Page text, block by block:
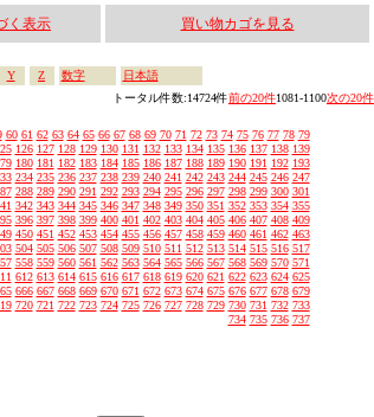
く表示 買い物カゴを見る
Y Z 数字
日本語
トータル件数:14724件前の20件1081-1100次の20件
60 61 62 63 64 65 66 67 68 69 70 71 72 73 74 75 76 77 78 79
126 127 128 129 130 131 132 133 134 135 136 137 138 139
180 181 182 183 184 185 186 187 188 189 190 191 192 193
234 235 236 237 238 239 240 241 242 243 244 245 246 247
288 289 290 291 292 293 294 295 296 297 298 299 300 301
342 343 344 345 346 347 348 349 350 351 352 353 354 355
396 397 398 399 400 401 402 403 404 405 406 407 408 409
450 451 452 453 454 455 456 457 458 459 460 461 462 463
504 505 506 507 508 509 510 511 512 513 514 515 516 517
558 559 560 561 562 563 564 565 566 567 568 569 570 571
612 613 614 615 616 617 618 619 620 621 622 623 624 625
666 667 668 669 670 671 672 673 674 675 676 677 678 679
720 721 722 723 724 725 726 727 728 729 730 731 732 733
734 735 736 737